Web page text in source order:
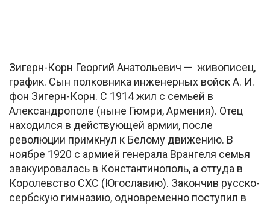
Зигерн-Корн Георгий Анатольевич — живописец,
график. Сын полковника инженерных войск А. И.
фон Зигерн-Корн. С 1914 жил с семьей в
Александрополе (ныне Гюмри, Армения). Отец
находился в действующей армии, после
революции примкнул к Белому движению. В
ноябре 1920 с армией генерала Врангеля семья
эвакуировалась в Константинополь, а оттуда в
Королевство СХС (Югославию). Закончив русско-
сербскую гимназию, одновременно поступил в